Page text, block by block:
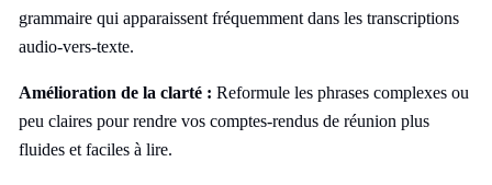
grammaire qui apparaissent fréquemment dans les transcriptions
audio-vers-texte.
Amélioration de la clarté : Reformule les phrases complexes ou
peu claires pour rendre vos comptes-rendus de réunion plus
fluides et faciles à lire.